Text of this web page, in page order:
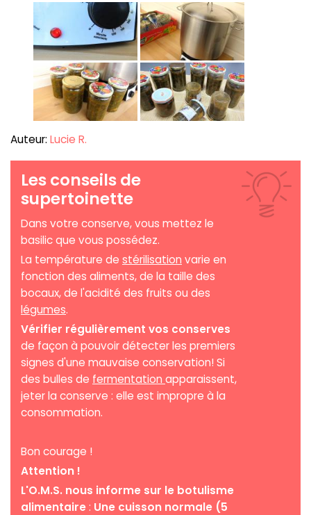
Auteur: Lucie R.
Les conseils de
supertoinette
Dans votre conserve, vous mettez le
basilic que vous possédez.
La température de stérilisation varie en
fonction des aliments, de la taille des
bocaux, de l'acidité des fruits ou des
légumes.
Vérifier régulièrement vos conserves
de façon à pouvoir détecter les premiers
signes d'une mauvaise conservation! Si
des bulles de fermentation apparaissent,
jeter la conserve : elle est impropre à la
consommation.
Bon courage !
Attention !
L'O.M.S. nous informe sur le botulisme
alimentaire : Une cuisson normale (5